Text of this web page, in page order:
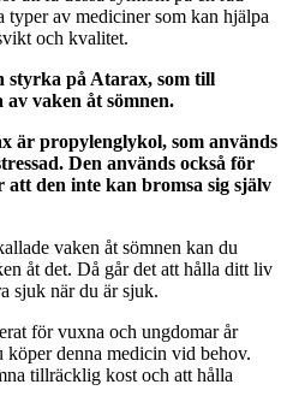
av mediciner som kan hjälpa
och kvalitet.
styrka på Atarax, som till
av vaken åt sömnen.
är propylenglykol, som används
Den används också för
den inte kan bromsa sig själv
vaken åt sömnen kan du
åt det. Då går det att hålla ditt liv
sjuk när du är sjuk.
för vuxna och ungdomar år
denna medicin vid behov.
tillräcklig kost och att hålla